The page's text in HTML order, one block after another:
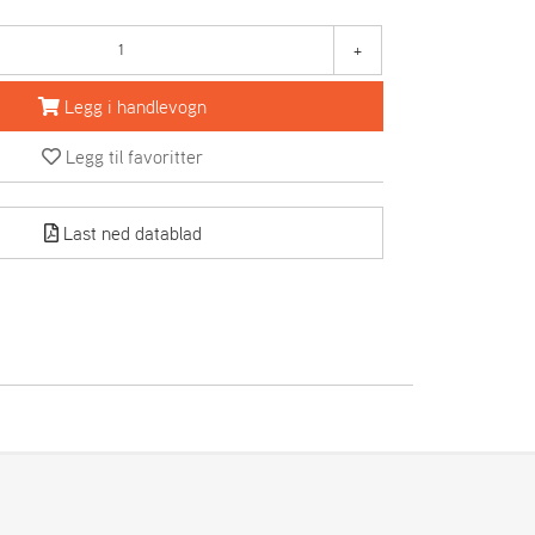
+
Legg i handlevogn
Legg til favoritter
Last ned datablad